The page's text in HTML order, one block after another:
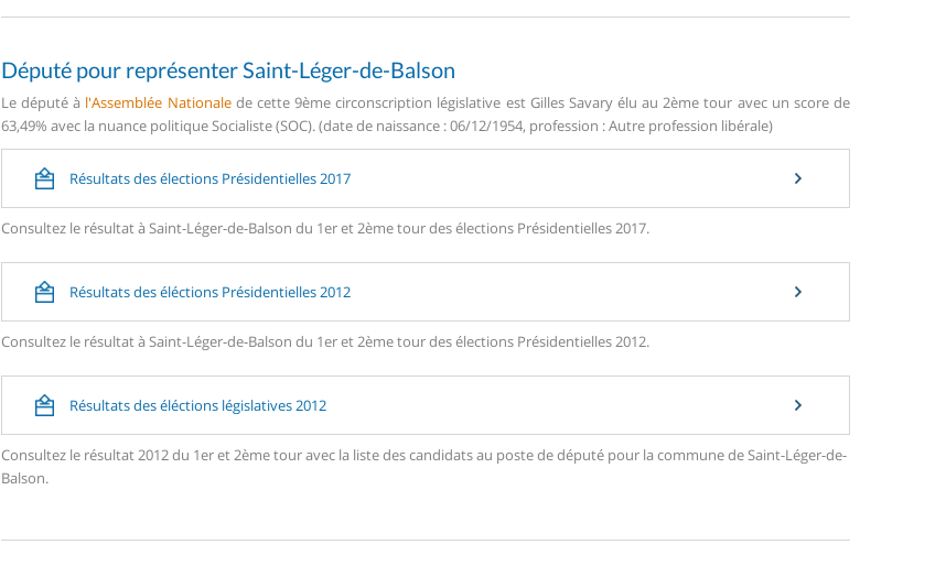
Député pour représenter Saint-Léger-de-Balson
Le député à l'Assemblée Nationalede cette 9ème circonscription législative est Gilles Savary élu au 2ème tour avec un score de
63,49% avec la nuance politique Socialiste (SOC). (date de naissance : 06/12/1954, profession : Autre profession libérale)
Résultats des élections Présidentielles 2017
Consultez le résultat à Saint-Léger-de-Balson du 1er et 2ème tour des élections Présidentielles 2017.
Résultats des éléctions Présidentielles 2012
Consultez le résultat à Saint-Léger-de-Balson du 1er et 2ème tour des élections Présidentielles 2012.
Résultats des éléctions législatives 2012
Consultez le résultat 2012 du 1er et 2ème tour avec la liste des candidats au poste de député pour la commune de Saint-Léger-de-
Balson.